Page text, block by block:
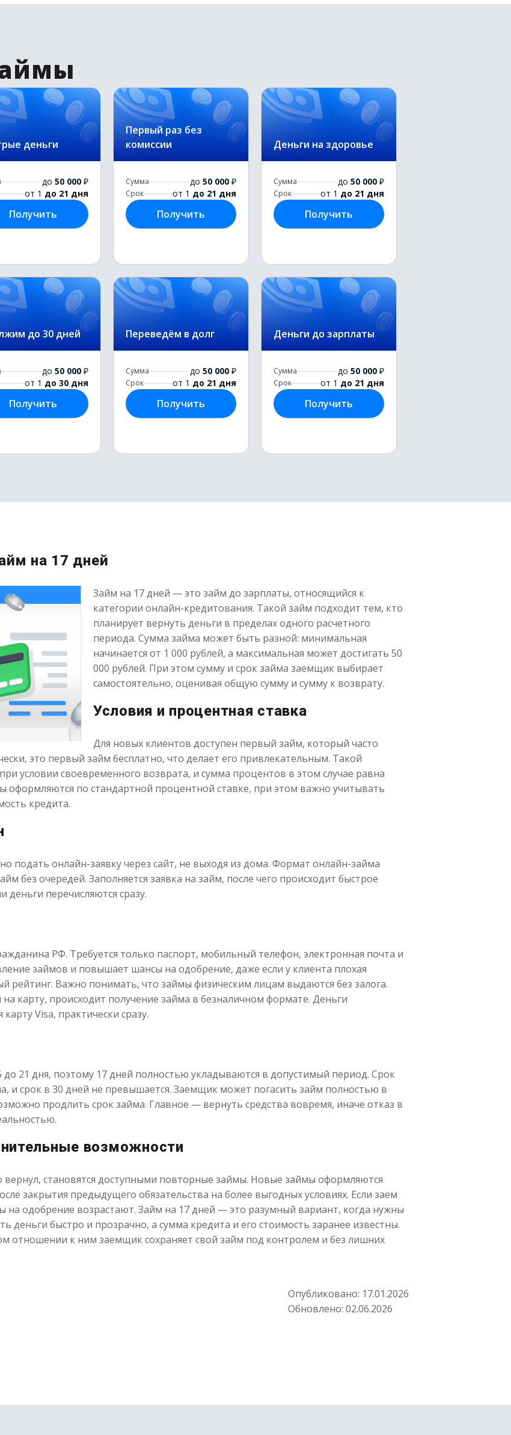
деньги
до 50 000 ₽
от 1 до 21 дня
Получить
Первый раз без
комиссии
Сумма до 50 000 ₽
Срок от 1 до 21 дня
Получить
Деньги на здоровье
Сумма до 50 000 ₽
Срок от 1 до 21 дня
Получить
до 30 дней
до 50 000 ₽
от 1 до 30 дня
Получить
Переведём в долг
Сумма до 50 000 ₽
Срок от 1 до 21 дня
Получить
Деньги до зарплаты
Сумма до 50 000 ₽
Срок от 1 до 21 дня
Получить
на 17 дней
Займ на 17 дней — это займ до зарплаты, относящийся к
категории онлайн-кредитования. Такой займ подходит тем, кто
планирует вернуть деньги в пределах одного расчетного
периода. Сумма займа может быть разной: минимальная
начинается от 1 000 рублей, а максимальная может достигать 50
000 рублей. При этом сумму и срок займа заемщик выбирает
самостоятельно, оценивая общую сумму и сумму к возврату.
Условия и процентная ставка
Для новых клиентов доступен первый займ, который часто
это первый займ бесплатно, что делает его привлекательным. Такой
условии своевременного возврата, и сумма процентов в этом случае равна
по стандартной процентной ставке, при этом важно учитывать
кредита.
подать онлайн-заявку через сайт, не выходя из дома. Формат онлайн-займа
без очередей. Заполняется заявка на займ, после чего происходит быстрое
перечисляются сразу.
РФ. Требуется только паспорт, мобильный телефон, электронная почта и
займов и повышает шансы на одобрение, даже если у клиента плохая
рейтинг. Важно понимать, что займы физическим лицам выдаются без залога.
карту, происходит получение займа в безналичном формате. Деньги
Visa, практически сразу.
до 21 дня, поэтому 17 дней полностью укладываются в допустимый период. Срок
и срок в 30 дней не превышается. Заемщик может погасить займ полностью в
продлить срок займа. Главное — вернуть средства вовремя, иначе отказ в
возможности
вернул, становятся доступными повторные займы. Новые займы оформляются
закрытия предыдущего обязательства на более выгодных условиях. Если заем
на одобрение возрастают. Займ на 17 дней — это разумный вариант, когда нужны
деньги быстро и прозрачно, а сумма кредита и его стоимость заранее известны.
отношении к ним заемщик сохраняет свой займ под контролем и без лишних
Опубликовано: 17.01.2026
Обновлено: 02.06.2026